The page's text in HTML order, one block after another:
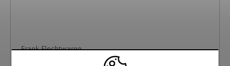
Frank Flechtwaren
Vyvýšený záhon Recycling Wood